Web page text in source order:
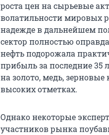
роста цен на сырьевые
волатильности мировых
надежде в дальнейшем
сектор полностью
нефть подорожала
прибыль за последние 35
на золото, медь,
высоких отметках.
Однако некоторые
участников рынка